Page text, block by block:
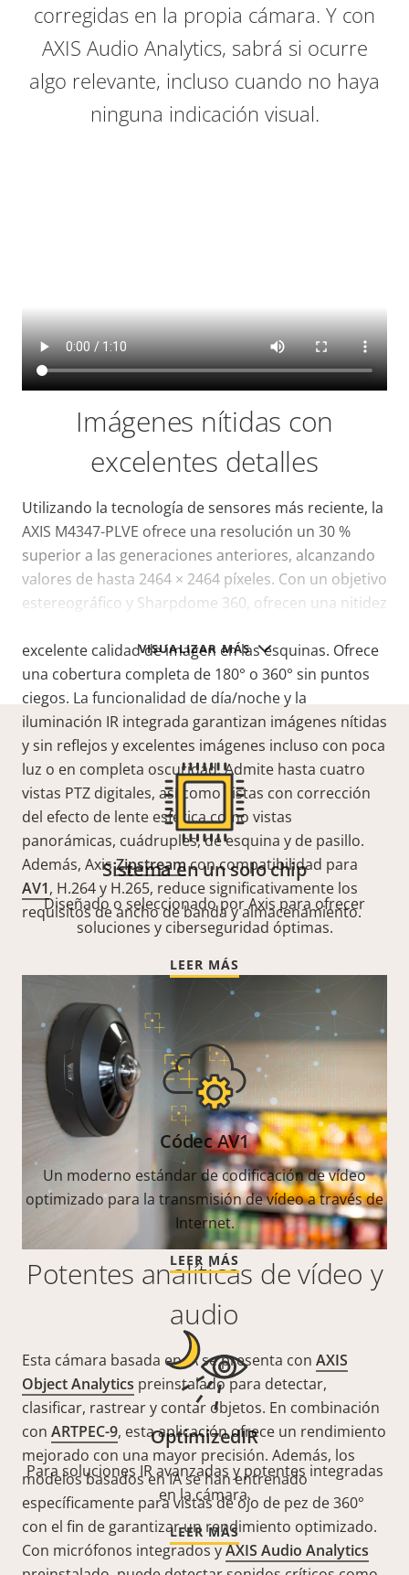
VISUALIZAR MÁS
corregidas en la propia cámara. Y con
AXIS Audio Analytics, sabrá si ocurre
algo relevante, incluso cuando no haya
ninguna indicación visual.
Imágenes nítidas con
excelentes detalles
Utilizando la tecnología de sensores más reciente, la
AXIS M4347-PLVE ofrece una resolución un 30 %
superior a las generaciones anteriores, alcanzando
valores de hasta 2464 × 2464 píxeles. Con un objetivo
estereográfico y Sharpdome 360, ofrecen una nitidez
excelente calidad de imagen en las esquinas. Ofrece
una cobertura completa de 180° o 360° sin puntos
ciegos. La funcionalidad de día/noche y la
iluminación IR integrada garantizan imágenes nítidas
y sin reflejos y excelentes imágenes incluso con poca
luz o en completa oscuridad. Admite hasta cuatro
vistas PTZ digitales, así como vistas con corrección
del efecto de lente esférica como vistas
panorámicas, cuádruples, de esquina y de pasillo.
Además, AxisZipstreamcon compatibilidad para
AV1, H.264 y H.265, reduce significativamente los
requisitos de ancho de banda y almacenamiento.
Potentes analíticas de vídeo y
audio
Esta cámara basada en IA se presenta con AXIS
Object Analytics preinstalado para detectar,
clasificar, rastrear y contar objetos. En combinación
con ARTPEC-9, esta aplicación ofrece un rendimiento
mejorado con una mayor precisión. Además, los
modelos basados en IA se han entrenado
específicamente para vistas de ojo de pez de 360°
con el fin de garantizar un rendimiento optimizado.
Con micrófonos integrados yAXIS Audio Analytics
Sistema en un solo chip
Diseñado o seleccionado por Axis para ofrecer
soluciones y ciberseguridad óptimas.
LEER MÁS
Códec AV1
Un moderno estándar de codificación de vídeo
optimizado para la transmisión de vídeo a través de
Internet.
LEER MÁS
OptimizedIR
Para soluciones IR avanzadas y potentes integradas
en la cámara.
LEER MÁS